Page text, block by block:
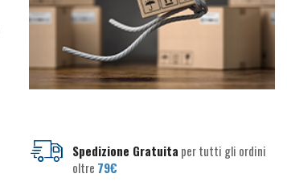
Spedizione Gratuita per tutti gli ordini
oltre 79€